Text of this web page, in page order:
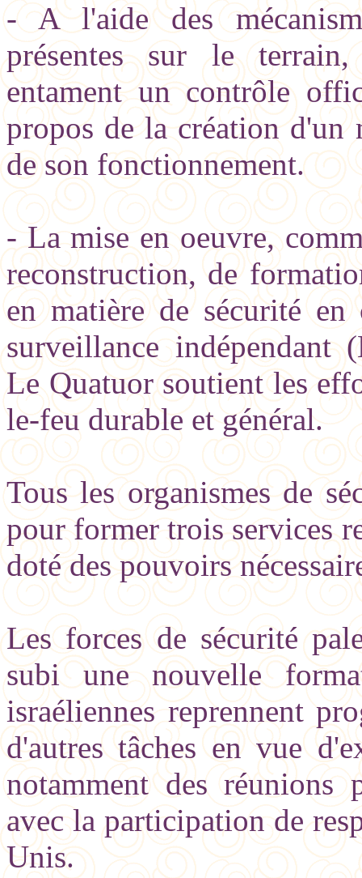
- A l'aide des
présentes sur le
entament un contrôle
propos de la création d'un
de son fonctionnement.
- La mise en oeuvre,
reconstruction, de
en matière de sécurité
surveillance indépendant
Le Quatuor soutient les
le-feu durable et général.
Tous les organismes de
pour former trois services
doté des pouvoirs
Les forces de sécurité
subi une nouvelle
israéliennes reprennent
d'autres tâches en vue
notamment des réunions
avec la participation de
Unis.